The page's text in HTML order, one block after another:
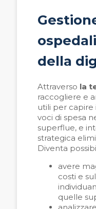
della
Attraverso la
raccogliere e
utili per capire
voci di spesa
superflue, e
strategica
Diventa
avere
costi e
quelle